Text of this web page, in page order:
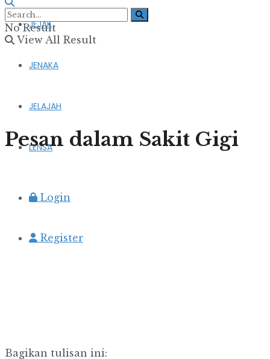
JEJAK
JENAKA
JELAJAH
LENSA
Login
Register
No Result
View All Result
Pesan dalam Sakit Gigi
Bagikan tulisan ini: